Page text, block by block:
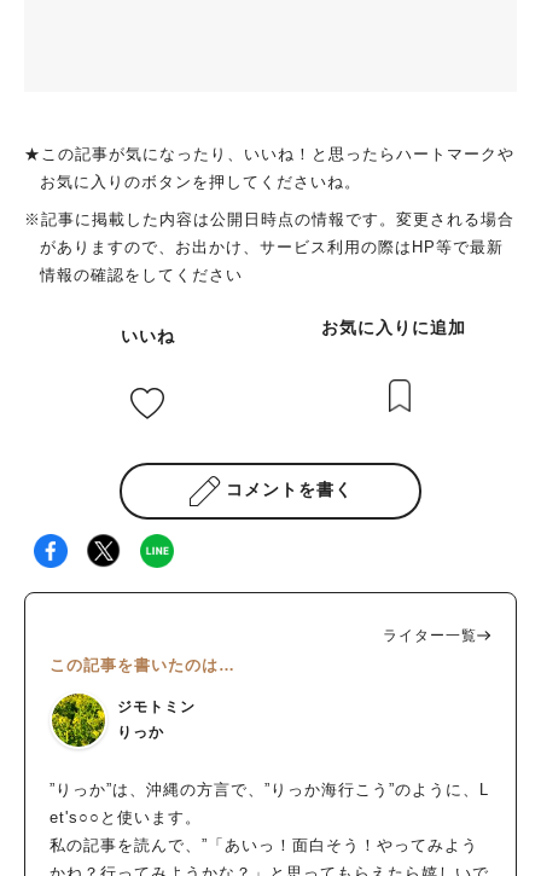
★この記事が気になったり、いいね！と思ったらハートマークや
お気に入りのボタンを押してくださいね。
※記事に掲載した内容は公開日時点の情報です。変更される場合
がありますので、お出かけ、サービス利用の際はHP等で最新
情報の確認をしてください
いいね お気に入りに追加
コメントを書く
ライター一覧
この記事を書いたのは…
ジモトミン
りっか
”りっか”は、沖縄の方言で、”りっか海行こう”のように、L
et's○○と使います。
私の記事を読んで、”「あいっ！面白そう！やってみよう